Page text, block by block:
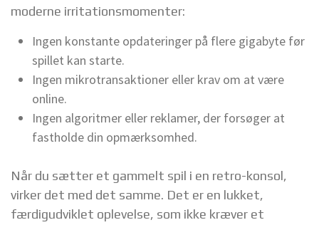
moderne irritationsmomenter:
Ingen konstante opdateringer på flere gigabyte før
spillet kan starte.
Ingen mikrotransaktioner eller krav om at være
online.
Ingen algoritmer eller reklamer, der forsøger at
fastholde din opmærksomhed.
Når du sætter et gammelt spil i en retro-konsol,
virker det med det samme. Det er en lukket,
færdigudviklet oplevelse, som ikke kræver et